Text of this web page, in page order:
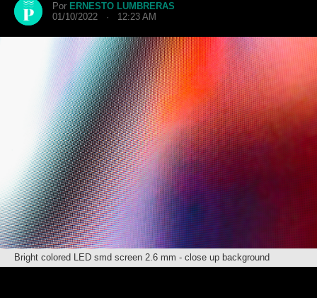
Por ERNESTO LUMBRERAS
01/10/2022 · 12:23 AM
Bright colored LED smd screen 2.6 mm - close up background